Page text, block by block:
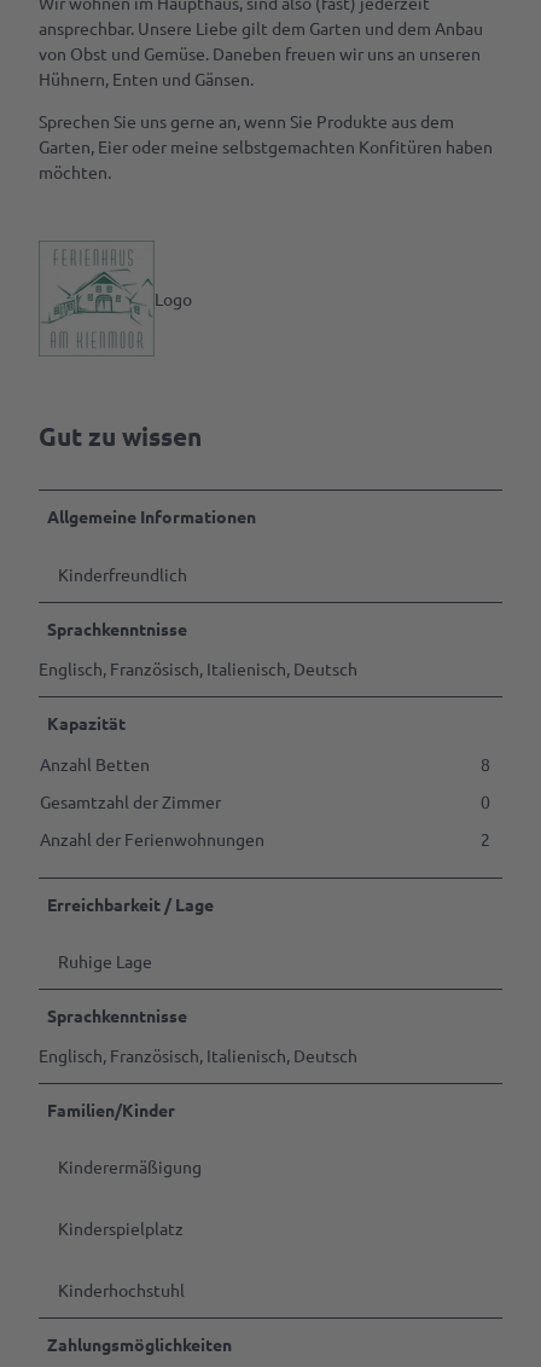
&
Feiern
B2B | Event-
Management
| Presse
n
g
u
n
g
ansprechbar. Unsere Liebe gilt dem Garten und dem Anbau
von Obst und Gemüse. Daneben freuen wir uns an unseren
Hühnern, Enten und Gänsen.
Sprechen Sie uns gerne an, wenn Sie Produkte aus dem
Garten, Eier oder meine selbstgemachten Konfitüren haben
möchten.
Logo
Gut zu wissen
Allgemeine Informationen
Kinderfreundlich
Sprachkenntnisse
Englisch, Französisch, Italienisch, Deutsch
Kapazität
Anzahl Betten
8
Gesamtzahl der Zimmer
0
Anzahl der Ferienwohnungen
2
Erreichbarkeit / Lage
Ruhige Lage
Sprachkenntnisse
Englisch, Französisch, Italienisch, Deutsch
Familien/Kinder
Kinderermäßigung
Kinderspielplatz
Kinderhochstuhl
Zahlungsmöglichkeiten